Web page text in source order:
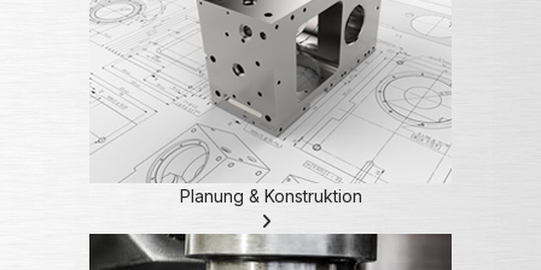
Planung & Konstruktion